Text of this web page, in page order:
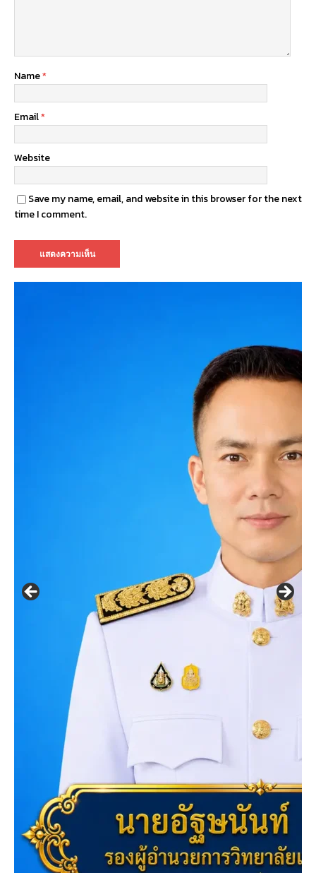
Name*
Email*
Website
Save my name, email, and website in this browser for the next
time I comment.